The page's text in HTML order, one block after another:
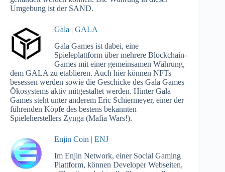
Umgebung ist der SAND.
Gala | GALA
Gala Games ist dabei, eine
Spieleplattform über mehrere Blockchain-
Games mit einer gemeinsamen Währung,
dem GALA zu etablieren. Auch hier können NFTs
besessen werden sowie die Geschicke des Gala Games
Ökosystems aktiv mitgestaltet werden. Hinter Gala
Games steht unter anderem Eric Schiermeyer, einer der
führenden Köpfe des bestens bekannten
Spieleherstellers Zynga (Mafia Wars!).
Enjin Coin | ENJ
Im Enjin Network, einer Social Gaming
Plattform, können Developer Webseiten,